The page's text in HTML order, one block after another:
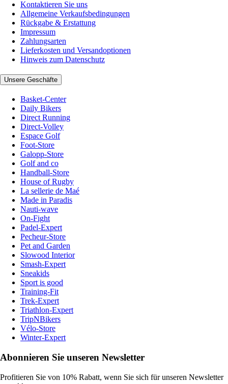
Kontaktieren Sie uns
Allgemeine Verkaufsbedingungen
Rückgabe & Erstattung
Impressum
Zahlungsarten
Lieferkosten und Versandoptionen
Hinweis zum Datenschutz
Unsere Geschäfte
Basket-Center
Daily Bikers
Direct Running
Direct-Volley
Espace Golf
Foot-Store
Galopp-Store
Golf and co
Handball-Store
House of Rugby
La sellerie de Maé
Made in Paradis
Nauti-wave
On-Fight
Padel-Expert
Pecheur-Store
Pet and Garden
Slowood Interior
Smash-Expert
Sneakids
Sport is good
Training-Fit
Trek-Expert
Triathlon-Expert
TripNBikers
Vélo-Store
Winter-Expert
Abonnieren Sie unseren Newsletter
Profitieren Sie von 10% Rabatt, wenn Sie sich für unseren Newsletter